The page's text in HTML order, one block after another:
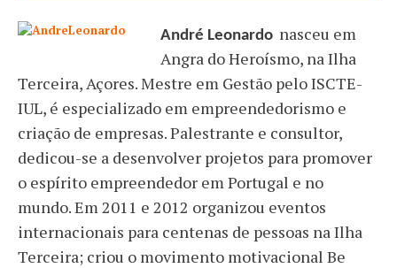
André Leonardo nasceu em
Angra do Heroísmo, na Ilha
Terceira, Açores. Mestre em Gestão pelo ISCTE-
IUL, é especializado em empreendedorismo e
criação de empresas. Palestrante e consultor,
dedicou-se a desenvolver projetos para promover
o espírito empreendedor em Portugal e no
mundo. Em 2011 e 2012 organizou eventos
internacionais para centenas de pessoas na Ilha
Terceira; criou o movimento motivacional Be